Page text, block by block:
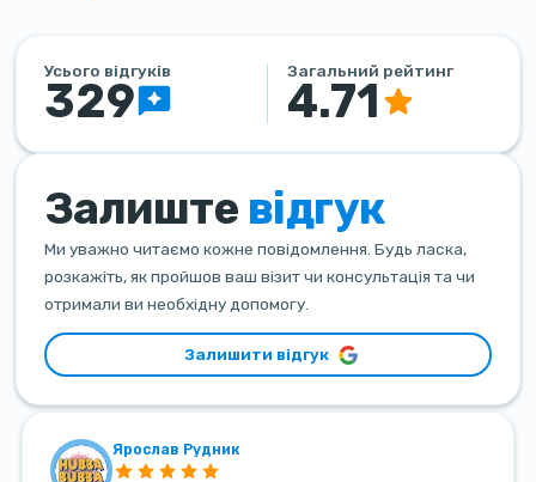
Усього відгуків
329
Загальний рейтинг
4.71
Залиште відгук
Ми уважно читаємо кожне повідомлення. Будь ласка,
розкажіть, як пройшов ваш візит чи консультація та чи
отримали ви необхідну допомогу.
Залишити відгук
Ярослав Рудник